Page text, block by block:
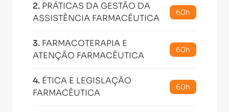
2. PRÁTICAS DA GESTÃO DA
ASSISTÊNCIA FARMACÊUTICA
60h
3. FARMACOTERAPIA E
ATENÇÃO FARMACÊUTICA
60h
4. ÉTICA E LEGISLAÇÃO
FARMACÊUTICA
60h